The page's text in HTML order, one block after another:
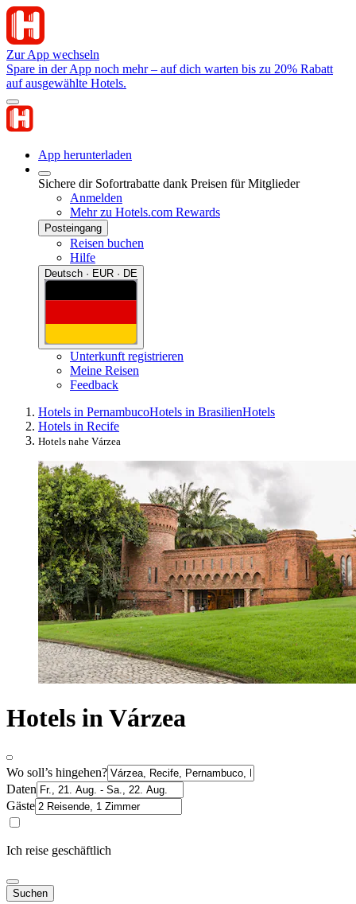
Zur App wechseln
Spare in der App noch mehr – auf dich warten bis zu 20% Rabatt
auf ausgewählte Hotels.
App herunterladen
Sichere dir Sofortrabatte dank Preisen für Mitglieder
Anmelden
Mehr zu Hotels.com Rewards
Posteingang
Reisen buchen
Hilfe
Deutsch · EUR · DE
Unterkunft registrieren
Meine Reisen
Feedback
Hotels in PernambucoHotels in BrasilienHotels
Hotels in Recife
Hotels nahe Várzea
Hotels in Várzea
Wo soll’s hingehen?
Daten
Gäste
Ich reise geschäftlich
Suchen